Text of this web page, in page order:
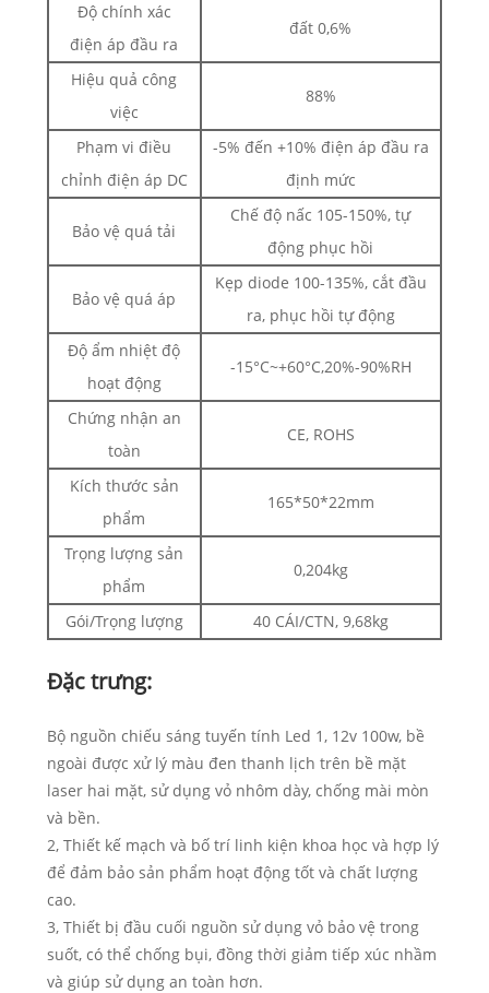
Độ chính xác
điện áp đầu ra
đất 0,6%
Hiệu quả công
việc
88%
Phạm vi điều
chỉnh điện áp DC
-5% đến +10% điện áp đầu ra
định mức
Bảo vệ quá tải
Chế độ nấc 105-150%, tự
động phục hồi
Bảo vệ quá áp
Kẹp diode 100-135%, cắt đầu
ra, phục hồi tự động
Độ ẩm nhiệt độ
hoạt động
-15°C~+60°C,20%-90%RH
Chứng nhận an
toàn
CE, ROHS
Kích thước sản
phẩm
165*50*22mm
Trọng lượng sản
phẩm
0,204kg
Gói/Trọng lượng 40 CÁI/CTN, 9,68kg
Đặc trưng:
Bộ nguồn chiếu sáng tuyến tính Led 1, 12v 100w, bề
ngoài được xử lý màu đen thanh lịch trên bề mặt
laser hai mặt, sử dụng vỏ nhôm dày, chống mài mòn
và bền.
2, Thiết kế mạch và bố trí linh kiện khoa học và hợp lý
để đảm bảo sản phẩm hoạt động tốt và chất lượng
cao.
3, Thiết bị đầu cuối nguồn sử dụng vỏ bảo vệ trong
suốt, có thể chống bụi, đồng thời giảm tiếp xúc nhầm
và giúp sử dụng an toàn hơn.